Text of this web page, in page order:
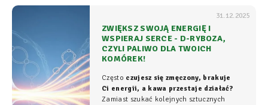
31.12.2025
ZWIĘKSZ SWOJĄ ENERGIĘ I
WSPIERAJ SERCE - D-RYBOZA,
CZYLI PALIWO DLA TWOICH
KOMÓREK!
Często czujesz się zmęczony, brakuje
Ci energii, a kawa przestaje działać?
Zamiast szukać kolejnych sztucznych